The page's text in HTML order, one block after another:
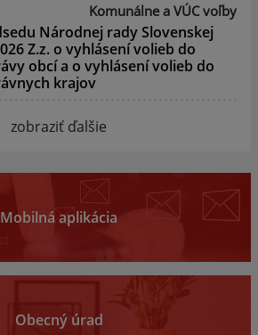
Komunálne a VÚC voľby
Národnej rady Slovenskej
Z.z. o vyhlásení volieb do
obcí a o vyhlásení volieb do
krajov
zobraziť ďalšie
Mobilná aplikácia
Obecný úrad